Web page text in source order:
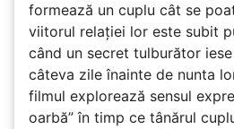
formează un cuplu cât se
viitorul relației lor este subit
când un secret tulburător
câteva zile înainte de nunta
filmul explorează sensul
oarbă” în timp ce tânărul